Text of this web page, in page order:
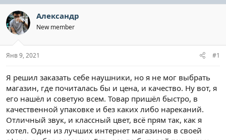
в
т
о
р
е
м
а
а
н
ч
а
Александр
New member
Янв 9, 2021 #1
Я решил заказать себе наушники, но я не мог выбрать
магазин, где почиталась бы и цена, и качество. Ну вот, я
его нашёл и советую всем. Товар пришёл быстро, в
качественной упаковке и без каких либо нареканий.
Отличный звук, и классный цвет, всё прям так, как я
хотел. Один из лучших интернет магазинов в своей